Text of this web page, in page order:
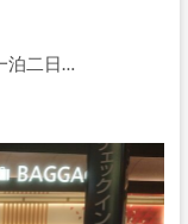
泊二日…